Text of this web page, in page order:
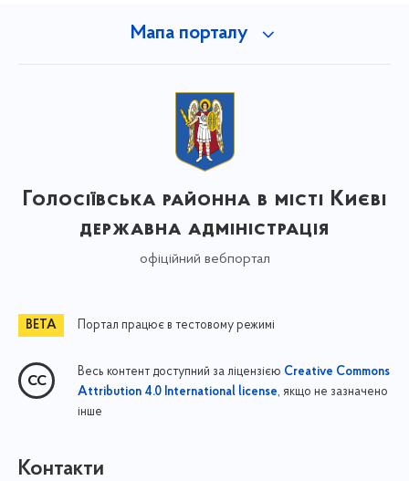
Мапа порталу
Голосіївська районна в місті Києві
державна адміністрація
офіційний вебпортал
Портал працює в тестовому режимі
Весь контент доступний за ліцензією Creative Commons
Attribution 4.0 International license, якщо не зазначено
інше
Контакти